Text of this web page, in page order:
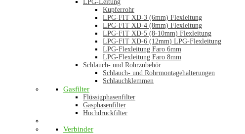
LPG-Leitung
Kupferrohr
LPG-FIT XD-3 (6mm) Flexleitung
LPG-FIT XD-4 (8mm) Flexleitung
LPG-FIT XD-5 (8-10mm) Flexleitung
LPG-FIT XD-6 (12mm) LPG-Flexleitung
LPG-Flexleitung Faro 6mm
LPG-Flexleitung Faro 8mm
Schlauch- und Rohrzubehör
Schlauch- und Rohrmontagehalterungen
Schlauchklemmen
Gasfilter
Flüssigphasenfilter
Gasphasenfilter
Hochdruckfilter
Verbinder